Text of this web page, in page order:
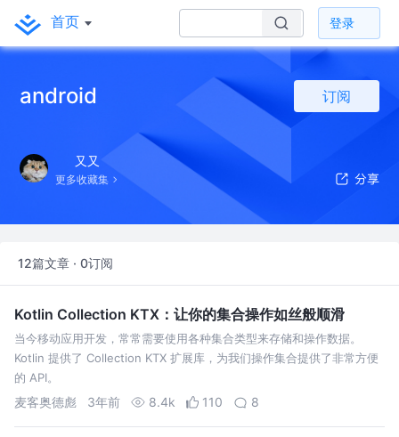
首页 登录
android 订阅
又又
更多收藏集
12篇文章 · 0订阅
Kotlin Collection KTX：让你的集合操作如丝般顺滑
当今移动应用开发，常常需要使用各种集合类型来存储和操作数据。
Kotlin 提供了 Collection KTX 扩展库，为我们操作集合提供了非常方便
的 API。
麦客奥德彪 3年前 8.4k 110 8